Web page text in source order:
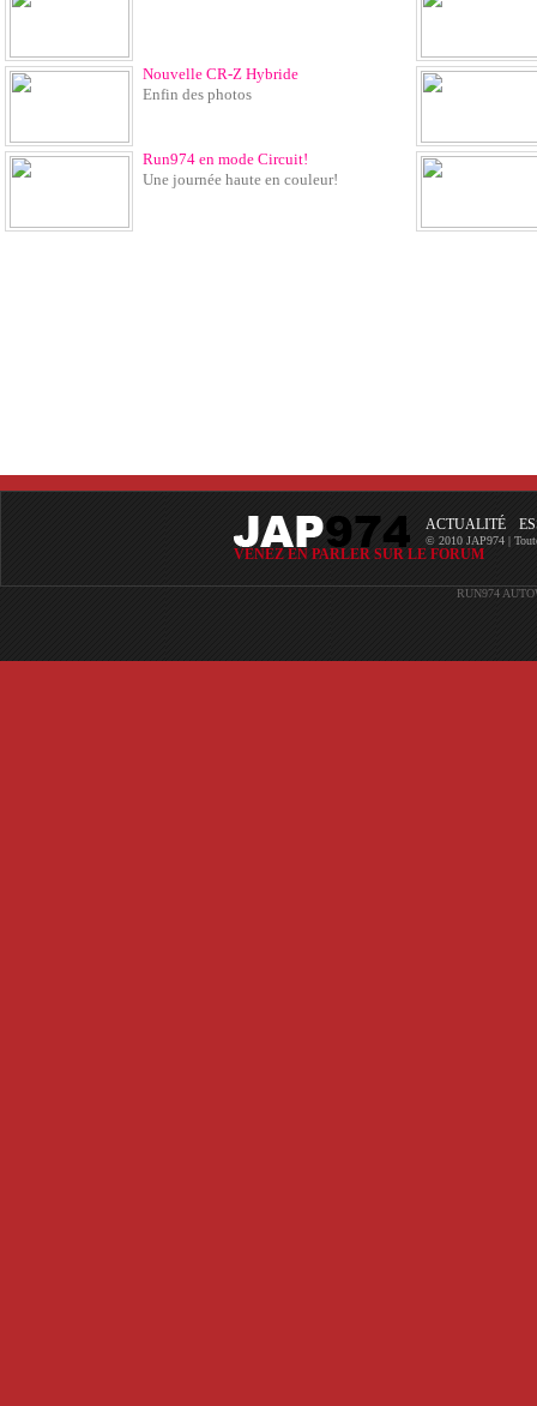
Nouvelle CR-Z Hybride
Enfin des photos
Run974 en mode Circuit!
Une journée haute en couleur!
ACTUALITÉ
© 2010 JAP974 |
VENEZ EN PARLER SUR LE FORUM
RUN974